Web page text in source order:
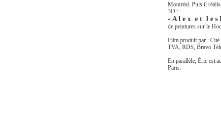
Montréal. Puis il
3D :
« A l e x e t l e s
de peintures sur le
Film produit par : Cité
TVA, RDS, Bravo
En parallèle, Éric est
Paris.